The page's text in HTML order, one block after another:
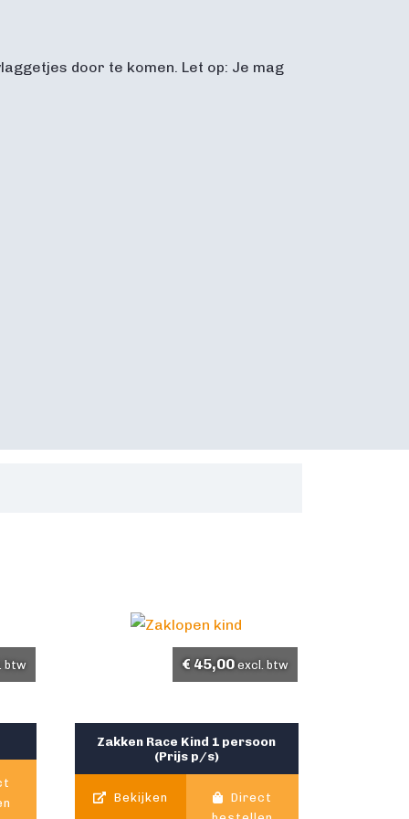
door te komen. Let op: Je mag
btw
Zakken Race Kind 1 persoon
(Prijs p/s)
€ 45,00 excl. btw
Bekijken
Direct